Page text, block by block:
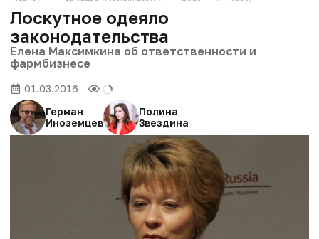
Лоскутное одеяло
законодательства
Елена Максимкина об ответственности и
фармбизнесе
01.03.2016
Герман
Иноземцев
Полина
Звездина